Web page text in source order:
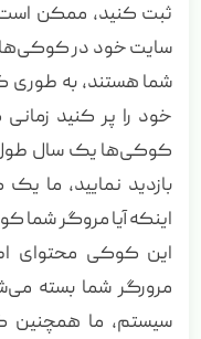
ثبت کنید، ممکن است
سایت خود در کوکی‌ها
شما هستند، به طوری
خود را پر کنید
کوکی‌ها یک سال طول
بازدید نمایید،
اینکه آیا مروگر شما
این کوکی محتوای
مرورگر شما بسته
سیستم، ما همچنین